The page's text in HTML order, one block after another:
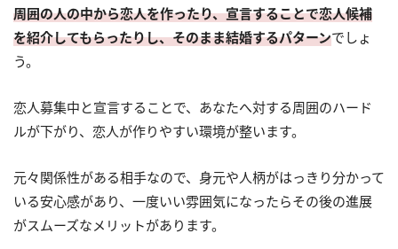
周囲の人の中から恋人を作ったり、宣言することで恋人候補
を紹介してもらったりし、そのまま結婚するパターンでしょ
う。
恋人募集中と宣言することで、あなたへ対する周囲のハード
ルが下がり、恋人が作りやすい環境が整います。
元々関係性がある相手なので、身元や人柄がはっきり分かって
いる安心感があり、一度いい雰囲気になったらその後の進展
がスムーズなメリットがあります。